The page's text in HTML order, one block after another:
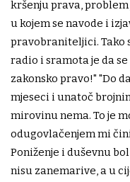
kršenju prava,
u kojem se navode i
pravobraniteljici. Tako
radio i sramota je da
zakonsko pravo!" "Do
mjeseci i unatoč
mirovinu nema. To je
odugovlačenjem mi
Poniženje i duševnu
nisu zanemarive, a u